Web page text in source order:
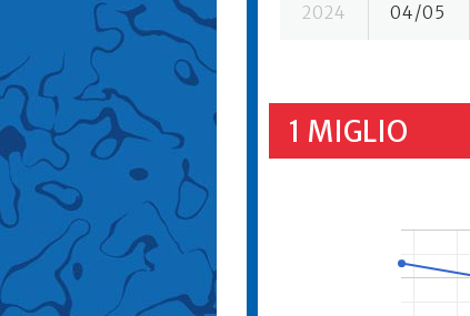
2024 04/05
1 MIGLIO